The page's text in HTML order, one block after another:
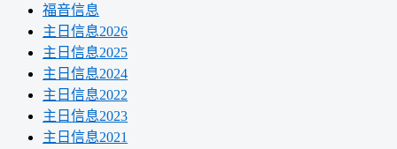
福音信息
主日信息2026
主日信息2025
主日信息2024
主日信息2022
主日信息2023
主日信息2021